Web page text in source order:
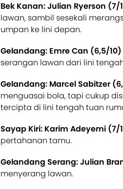
Bek Kanan: Julian Ryerson (7/
lawan, sambil sesekali
umpan ke lini depan.
Gelandang: Emre Can (6,5/10)
serangan lawan dari lini
Gelandang: Marcel Sabitzer
menguasai bola, tapi cukup
tercipta di lini tengah tuan
Sayap Kiri: Karim Adeyemi (7/
pertahanan tamu.
Gelandang Serang: Julian
menyerang lawan.